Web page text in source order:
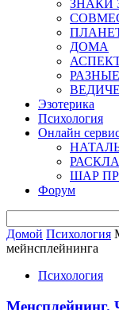
ЗНАКИ
ДОМА
Эзотерика
Психология
Онлайн
ШАР
Форум
Домой Психология
мейнсплейнинга
Психология
Менсплейнинг.